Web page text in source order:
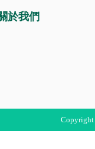
於我們
Copyright